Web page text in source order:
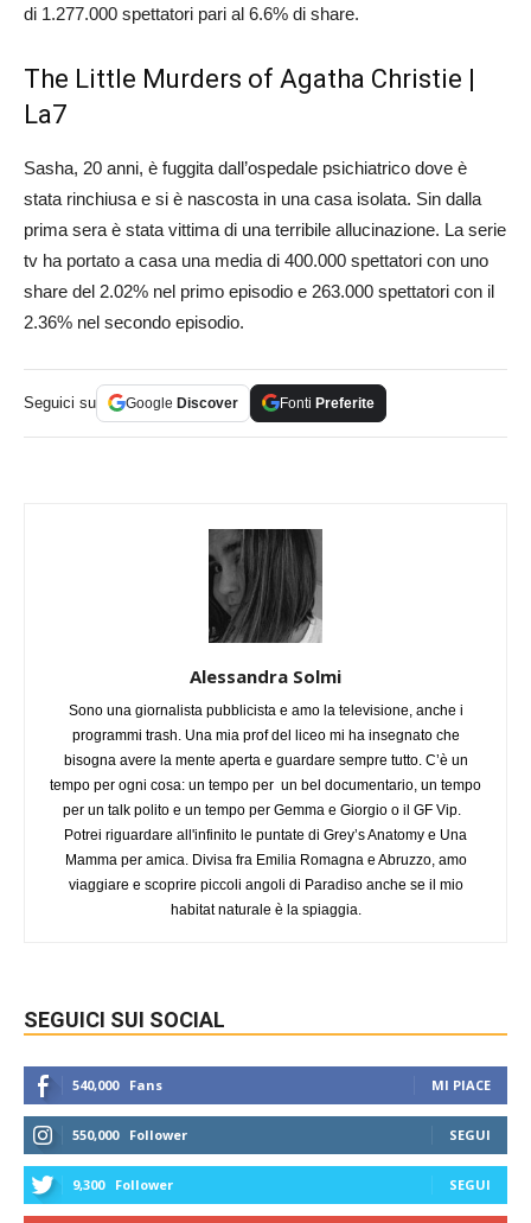
di 1.277.000 spettatori pari al 6.6% di share.
The Little Murders of Agatha Christie |
La7
Sasha, 20 anni, è fuggita dall’ospedale psichiatrico dove è
stata rinchiusa e si è nascosta in una casa isolata. Sin dalla
prima sera è stata vittima di una terribile allucinazione. La serie
tv ha portato a casa una media di 400.000 spettatori con uno
share del 2.02% nel primo episodio e 263.000 spettatori con il
2.36% nel secondo episodio.
Seguici su Google Discover Fonti Preferite
Alessandra Solmi
Sono una giornalista pubblicista e amo la televisione, anche i
programmi trash. Una mia prof del liceo mi ha insegnato che
bisogna avere la mente aperta e guardare sempre tutto. C’è un
tempo per ogni cosa: un tempo per un bel documentario, un tempo
per un talk polito e un tempo per Gemma e Giorgio o il GF Vip.
Potrei riguardare all'infinito le puntate di Grey’s Anatomy e Una
Mamma per amica. Divisa fra Emilia Romagna e Abruzzo, amo
viaggiare e scoprire piccoli angoli di Paradiso anche se il mio
habitat naturale è la spiaggia.
SEGUICI SUI SOCIAL
540,000 Fans MI PIACE
550,000 Follower SEGUI
9,300 Follower SEGUI